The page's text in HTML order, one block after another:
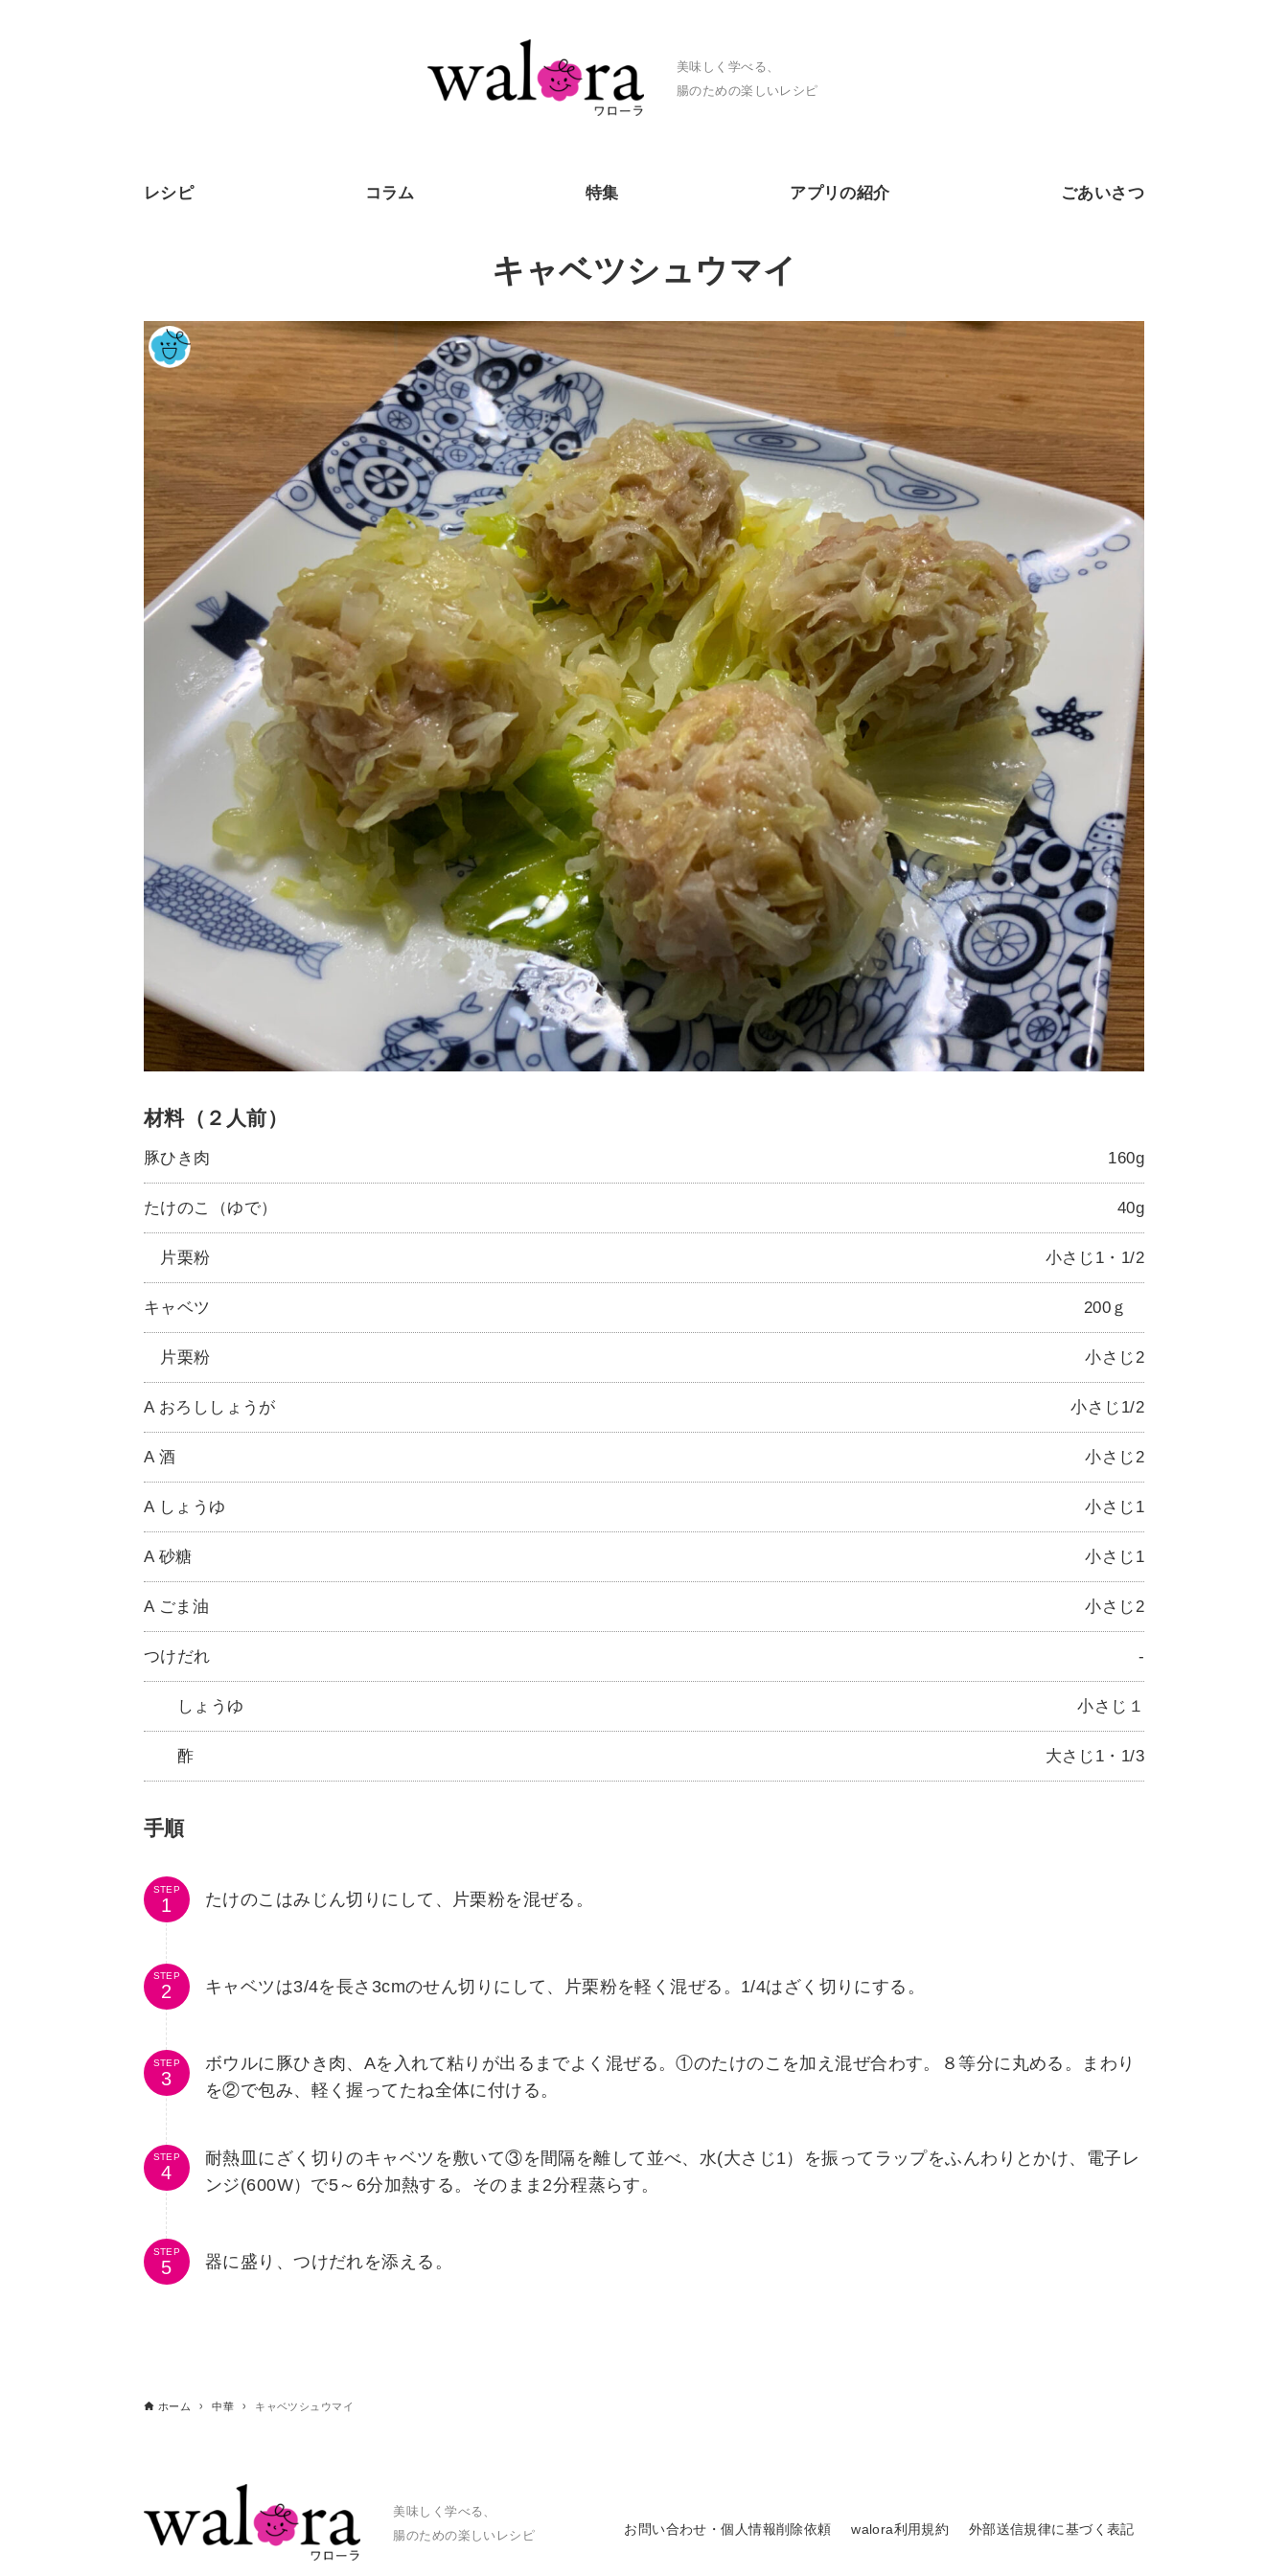
美味しく学べる、
腸のための楽しいレシピ
レシピ コラム 特集 アプリの紹介 ごあいさつ
キャベツシュウマイ
材料（２人前）
豚ひき肉 160g
たけのこ（ゆで） 40g
片栗粉 小さじ1・1/2
キャベツ 200ｇ
片栗粉 小さじ2
A おろししょうが 小さじ1/2
A 酒 小さじ2
A しょうゆ 小さじ1
A 砂糖 小さじ1
A ごま油 小さじ2
つけだれ -
しょうゆ 小さじ１
酢 大さじ1・1/3
手順
STEP
たけのこはみじん切りにして、片栗粉を混ぜる。
STEP
キャベツは3/4を長さ3cmのせん切りにして、片栗粉を軽く混ぜる。1/4はざく切りにする。
STEP
ボウルに豚ひき肉、Aを入れて粘りが出るまでよく混ぜる。①のたけのこを加え混ぜ合わす。８等分に丸める。まわり
を②で包み、軽く握ってたね全体に付ける。
STEP
耐熱皿にざく切りのキャベツを敷いて③を間隔を離して並べ、水(大さじ1）を振ってラップをふんわりとかけ、電子レ
ンジ(600W）で5～6分加熱する。そのまま2分程蒸らす。
STEP
器に盛り、つけだれを添える。
ホーム 中華 キャベツシュウマイ
美味しく学べる、
腸のための楽しいレシピ
お問い合わせ・個人情報削除依頼 walora利用規約 外部送信規律に基づく表記